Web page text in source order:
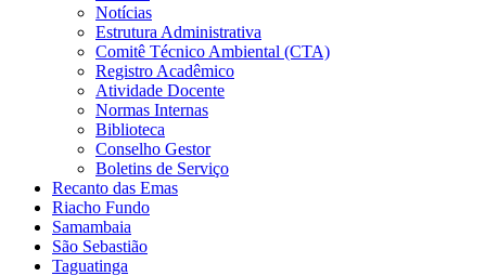
Notícias
Estrutura Administrativa
Comitê Técnico Ambiental (CTA)
Registro Acadêmico
Atividade Docente
Normas Internas
Biblioteca
Conselho Gestor
Boletins de Serviço
Recanto das Emas
Riacho Fundo
Samambaia
São Sebastião
Taguatinga